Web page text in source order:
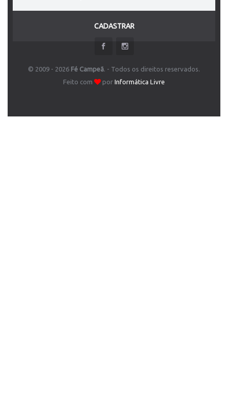
CADASTRAR
© 2009 - 2026 Fé Campeã. - Todos os direitos reservados.
Feito com por Informática Livre